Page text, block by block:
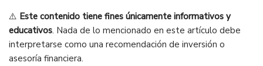
⚠️ Este contenido tiene fines únicamente informativos y
educativos. Nada de lo mencionado en este artículo debe
interpretarse como una recomendación de inversión o
asesoría financiera.